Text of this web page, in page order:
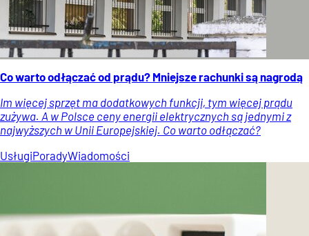
Co warto odłączać od prądu? Mniejsze rachunki są nagrodą
Im więcej sprzęt ma dodatkowych funkcji, tym więcej prądu
zużywa. A w Polsce ceny energii elektrycznych są jednymi z
najwyższych w Unii Europejskiej. Co warto odłączać?
UsługiPoradyWiadomości